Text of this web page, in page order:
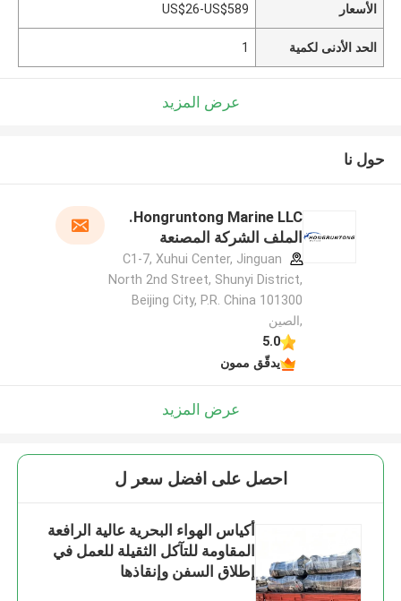
الأسعار US$26-US$589
الحد الأدنى لكمية 1
عرض المزيد
حول نا
Hongruntong Marine LLC.
الملف الشركة المصنعة
C1-7, Xuhui Center, Jinguan
North 2nd Street, Shunyi District,
Beijing City, P.R. China 101300
,الصين
5.0
يدقّق ممون
عرض المزيد
احصل على افضل سعر ل
أكياس الهواء البحرية عالية الرافعة
المقاومة للتآكل الثقيلة للعمل في
إطلاق السفن وإنقاذها